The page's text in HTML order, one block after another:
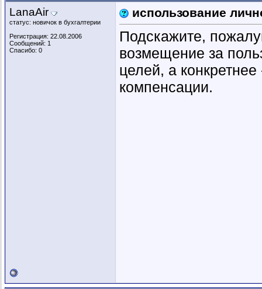
LanaAir
статус: новичок в бухгалтерии
Регистрация: 22.08.2006
Сообщений: 1
Спасибо: 0
использование
Подскажите,
возмещение за
целей, а
компенсации.